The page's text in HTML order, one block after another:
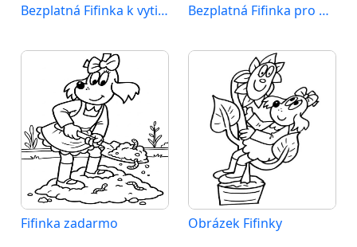
Bezplatná Fifinka k vytisknutí Bezplatná Fifinka pro děti
Fifinka zadarmo Obrázek Fifinky